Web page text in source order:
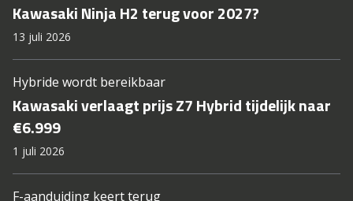
Kawasaki Ninja H2 terug voor 2027?
13 juli 2026
Hybride wordt bereikbaar
Kawasaki verlaagt prijs Z7 Hybrid tijdelijk naar
€6.999
1 juli 2026
F-aanduiding keert terug